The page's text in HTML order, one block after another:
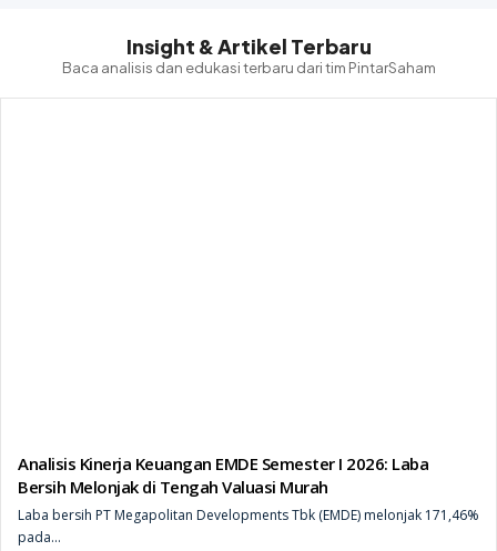
Insight & Artikel Terbaru
Baca analisis dan edukasi terbaru dari tim PintarSaham
Analisis Kinerja Keuangan EMDE Semester I 2026: Laba
Bersih Melonjak di Tengah Valuasi Murah
Laba bersih PT Megapolitan Developments Tbk (EMDE) melonjak 171,46%
pada...